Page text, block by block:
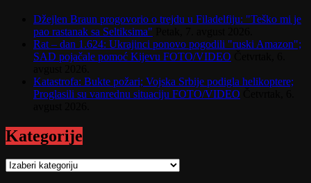
Džejlen Braun progovorio o trejdu u Filadelfiju: "Teško mi je
pao rastanak sa Seltiksima"
Rat – dan 1.624: Ukrajinci ponovo pogodili "ruski Amazon";
SAD pojačale pomoć Kijevu FOTO/VIDEO
Katastrofa: Bukte požari; Vojska Srbije podigla helikoptere;
Proglasili su vanrednu situaciju FOTO/VIDEO
Kategorije
Kategorije